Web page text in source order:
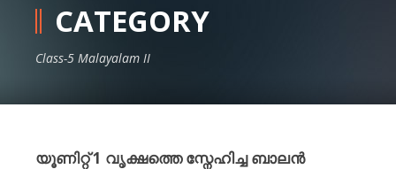
CATEGORY
Class-5 Malayalam II
യൂണിറ്റ് 1 വൃക്ഷത്തെ സ്നേഹിച്ച ബാലൻ